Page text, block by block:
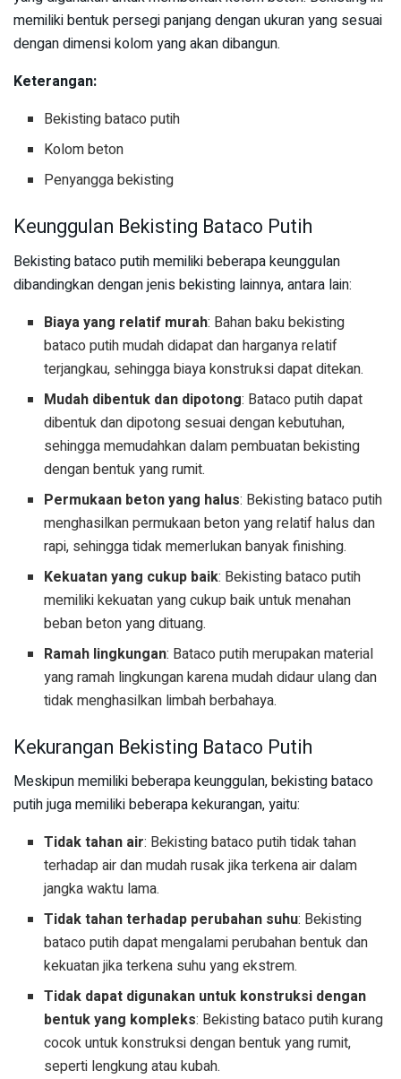
memiliki bentuk persegi panjang dengan ukuran yang sesuai
dengan dimensi kolom yang akan dibangun.
Keterangan:
Bekisting bataco putih
Kolom beton
Penyangga bekisting
Keunggulan Bekisting Bataco Putih
Bekisting bataco putih memiliki beberapa keunggulan
dibandingkan dengan jenis bekisting lainnya, antara lain:
Biaya yang relatif murah: Bahan baku bekisting
bataco putih mudah didapat dan harganya relatif
terjangkau, sehingga biaya konstruksi dapat ditekan.
Mudah dibentuk dan dipotong: Bataco putih dapat
dibentuk dan dipotong sesuai dengan kebutuhan,
sehingga memudahkan dalam pembuatan bekisting
dengan bentuk yang rumit.
Permukaan beton yang halus: Bekisting bataco putih
menghasilkan permukaan beton yang relatif halus dan
rapi, sehingga tidak memerlukan banyak finishing.
Kekuatan yang cukup baik: Bekisting bataco putih
memiliki kekuatan yang cukup baik untuk menahan
beban beton yang dituang.
Ramah lingkungan: Bataco putih merupakan material
yang ramah lingkungan karena mudah didaur ulang dan
tidak menghasilkan limbah berbahaya.
Kekurangan Bekisting Bataco Putih
Meskipun memiliki beberapa keunggulan, bekisting bataco
putih juga memiliki beberapa kekurangan, yaitu:
Tidak tahan air: Bekisting bataco putih tidak tahan
terhadap air dan mudah rusak jika terkena air dalam
jangka waktu lama.
Tidak tahan terhadap perubahan suhu: Bekisting
bataco putih dapat mengalami perubahan bentuk dan
kekuatan jika terkena suhu yang ekstrem.
Tidak dapat digunakan untuk konstruksi dengan
bentuk yang kompleks: Bekisting bataco putih kurang
cocok untuk konstruksi dengan bentuk yang rumit,
seperti lengkung atau kubah.